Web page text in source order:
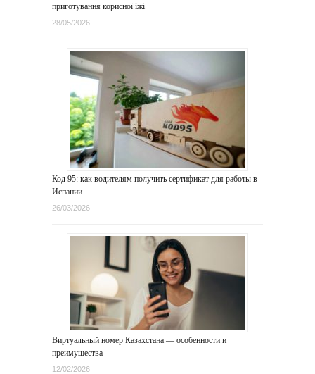
приготування корисної їжі
28/05/2026
Код 95: как водителям получить сертификат для работы в
Испании
26/03/2026
Виртуальный номер Казахстана — особенности и
преимущества
12/02/2026